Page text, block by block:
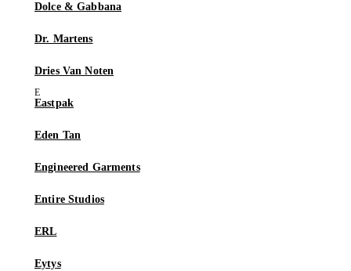
Dolce & Gabbana
Dr. Martens
Dries Van Noten
Eastpak
Eden Tan
Engineered Garments
Entire Studios
ERL
Eytys